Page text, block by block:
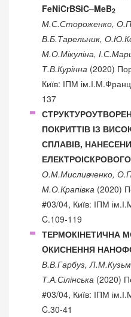
FeNiCrBSiC–MeB2
М.С.Стороженко,
В.Б.Тарельник,
М.О.Мікуліна,
Т.В.Курінна (2020)
Київ: ІПМ
137
ПОКРИТТІВ ІЗ
СПЛАВІВ,
О.М.Мисливченко,
М.О.Крапівка (2020)
#03/04, Київ: ІПМ
C.109-119
ТЕРМОКІНЕТИЧНА
OКИСНЕННЯ
В.В.Гарбуз,
Т.А.Сілінська (2020)
#03/04, Київ: ІПМ
C.30-41